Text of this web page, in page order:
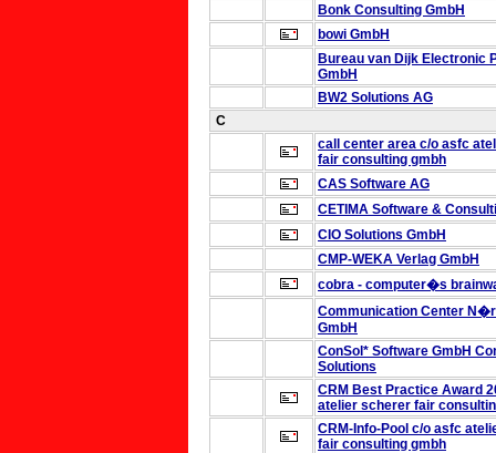
Bonk Consulting GmbH
bowi GmbH
Bureau van Dijk Electronic
GmbH
BW2 Solutions AG
C
call center area c/o asfc
fair consulting gmbh
CAS Software AG
CETIMA Software &
CIO Solutions GmbH
CMP-WEKA Verlag GmbH
cobra - computer�s
Communication Center
GmbH
ConSol* Software GmbH
Solutions
CRM Best Practice Award
atelier scherer fair
CRM-Info-Pool c/o asfc
fair consulting gmbh